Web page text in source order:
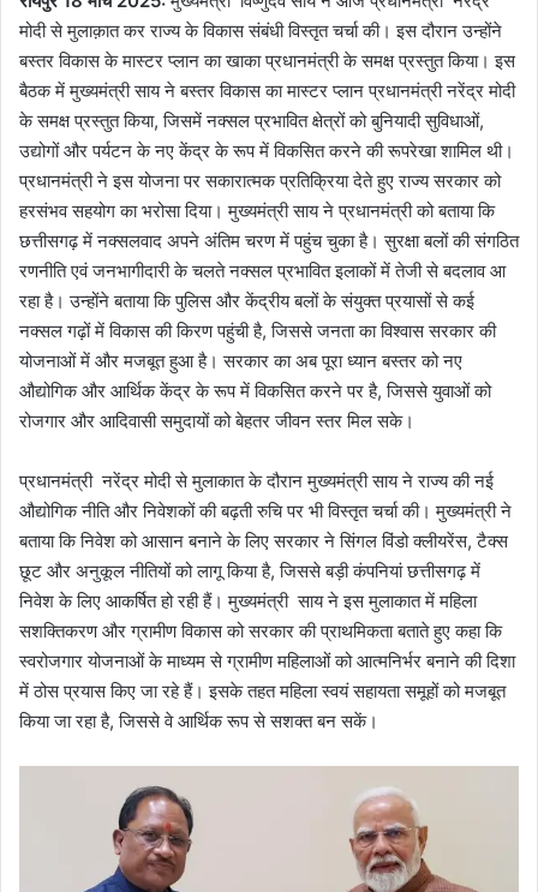
मोदी से मुलाक़ात कर राज्य के विकास संबंधी विस्तृत चर्चा की। इस दौरान उन्होंने
बस्तर विकास के मास्टर प्लान का खाका प्रधानमंत्री के समक्ष प्रस्तुत किया। इस
बैठक में मुख्यमंत्री साय ने बस्तर विकास का मास्टर प्लान प्रधानमंत्री नरेंद्र मोदी
के समक्ष प्रस्तुत किया, जिसमें नक्सल प्रभावित क्षेत्रों को बुनियादी सुविधाओं,
उद्योगों और पर्यटन के नए केंद्र के रूप में विकसित करने की रूपरेखा शामिल थी।
प्रधानमंत्री ने इस योजना पर सकारात्मक प्रतिक्रिया देते हुए राज्य सरकार को
हरसंभव सहयोग का भरोसा दिया। मुख्यमंत्री साय ने प्रधानमंत्री को बताया कि
छत्तीसगढ़ में नक्सलवाद अपने अंतिम चरण में पहुंच चुका है। सुरक्षा बलों की संगठित
रणनीति एवं जनभागीदारी के चलते नक्सल प्रभावित इलाकों में तेजी से बदलाव आ
रहा है। उन्होंने बताया कि पुलिस और केंद्रीय बलों के संयुक्त प्रयासों से कई
नक्सल गढ़ों में विकास की किरण पहुंची है, जिससे जनता का विश्वास सरकार की
योजनाओं में और मजबूत हुआ है। सरकार का अब पूरा ध्यान बस्तर को नए
औद्योगिक और आर्थिक केंद्र के रूप में विकसित करने पर है, जिससे युवाओं को
रोजगार और आदिवासी समुदायों को बेहतर जीवन स्तर मिल सके।
प्रधानमंत्री नरेंद्र मोदी से मुलाकात के दौरान मुख्यमंत्री साय ने राज्य की नई
औद्योगिक नीति और निवेशकों की बढ़ती रुचि पर भी विस्तृत चर्चा की। मुख्यमंत्री ने
बताया कि निवेश को आसान बनाने के लिए सरकार ने सिंगल विंडो क्लीयरेंस, टैक्स
छूट और अनुकूल नीतियों को लागू किया है, जिससे बड़ी कंपनियां छत्तीसगढ़ में
निवेश के लिए आकर्षित हो रही हैं। मुख्यमंत्री साय ने इस मुलाकात में महिला
सशक्तिकरण और ग्रामीण विकास को सरकार की प्राथमिकता बताते हुए कहा कि
स्वरोजगार योजनाओं के माध्यम से ग्रामीण महिलाओं को आत्मनिर्भर बनाने की दिशा
में ठोस प्रयास किए जा रहे हैं। इसके तहत महिला स्वयं सहायता समूहों को मजबूत
किया जा रहा है, जिससे वे आर्थिक रूप से सशक्त बन सकें।